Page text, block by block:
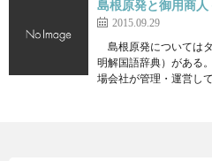
島根原発と御用商
2015.09.29
島根原発については
明解国語辞典）がある
場会社が管理・運営し